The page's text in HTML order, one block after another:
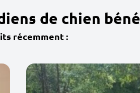
de chien
récemment :